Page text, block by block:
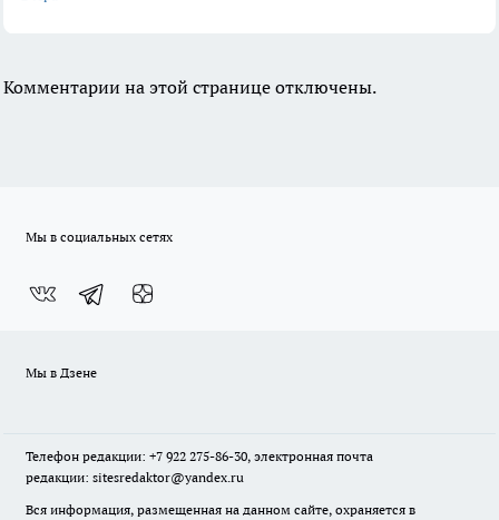
Комментарии на этой странице отключены.
Мы в социальных сетях
Мы в Дзене
Телефон редакции: +7 922 275-86-30, электронная почта
редакции: sitesredaktor@yandex.ru
Вся информация, размещенная на данном сайте, охраняется в